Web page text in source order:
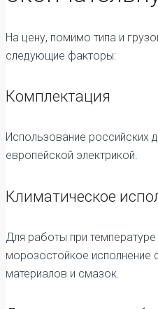
На цену, помимо типа и
следующие факторы:
Комплектация
Использование российских
европейской электрикой.
Климатическое
Для работы при
морозостойкое исполнение
материалов и смазок.